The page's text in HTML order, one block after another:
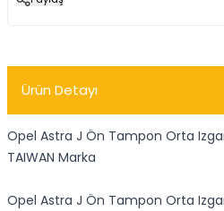
Ürün Detayı
Opel Astra J Ön Tampon Orta
TAIWAN Marka
Opel Astra J Ön Tampon Orta